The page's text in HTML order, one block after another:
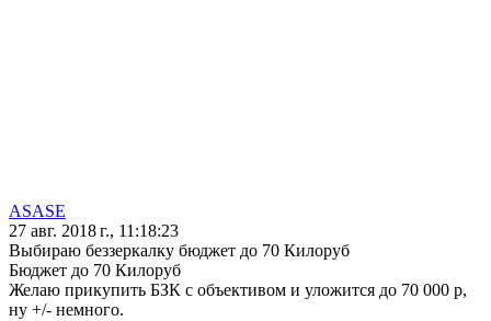
ASASE
27 авг. 2018 г., 11:18:23
Выбираю беззеркалку бюджет до 70 Килоруб
Бюджет до 70 Килоруб
Желаю прикупить БЗК с объективом и уложится до 70 000 р,
ну +/- немного.